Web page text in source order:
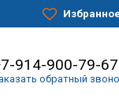
Избранное
914-900-79-67
обратный